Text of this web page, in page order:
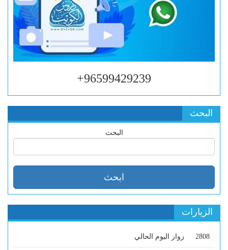
96599429239+
البحث
البحث
الزيارات
2808 زوار اليوم الحالي